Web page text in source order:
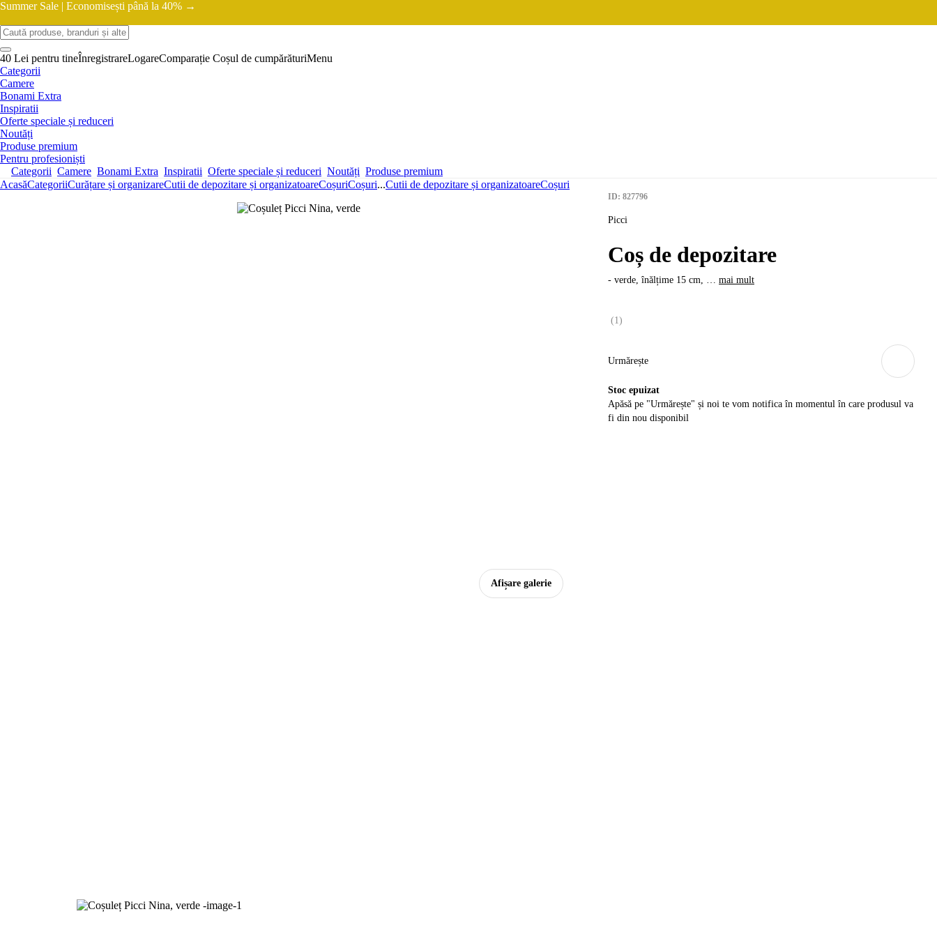
Summer Sale | Economisești până la 40% →
40 Lei pentru tineÎnregistrareLogareComparație Coșul de cumpărăturiMenu
Categorii
Camere
Bonami Extra
Inspiratii
Oferte speciale și reduceri
Noutăți
Produse premium
Pentru profesioniști
Categorii Camere Bonami Extra Inspiratii Oferte speciale și reduceri Noutăți Produse premium
AcasăCategoriiCurățare și organizareCutii de depozitare și organizatoareCoșuriCoșuri...Cutii de depozitare și organizatoareCoșuri
Afișare galerie
ID: 827796
Picci
Coș de depozitare
- verde, înălțime 15 cm, … mai mult
(1 )
Urmărește
Stoc epuizat
Apăsă pe "Urmărește" și noi te vom notifica în momentul în care produsul va
fi din nou disponibil